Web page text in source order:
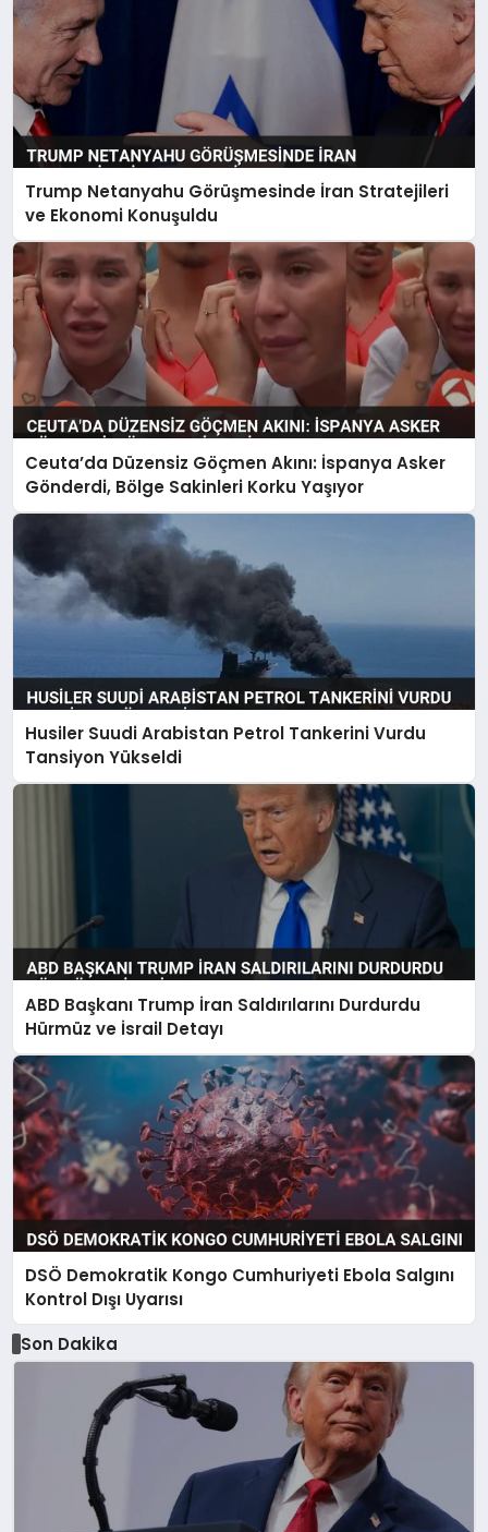
Trump Netanyahu Görüşmesinde İran Stratejileri
ve Ekonomi Konuşuldu
Ceuta’da Düzensiz Göçmen Akını: İspanya Asker
Gönderdi, Bölge Sakinleri Korku Yaşıyor
Husiler Suudi Arabistan Petrol Tankerini Vurdu
Tansiyon Yükseldi
ABD Başkanı Trump İran Saldırılarını Durdurdu
Hürmüz ve İsrail Detayı
DSÖ Demokratik Kongo Cumhuriyeti Ebola Salgını
Kontrol Dışı Uyarısı
Son Dakika